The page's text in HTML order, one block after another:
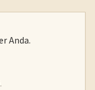
Anda.